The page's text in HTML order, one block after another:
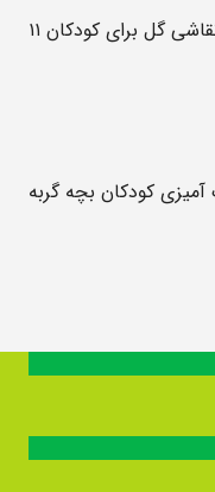
گل برای کودکان ۱۱
کودکان بچه گربه